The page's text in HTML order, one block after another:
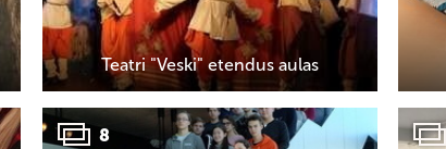
Teatri "Veski" etendus aulas
8